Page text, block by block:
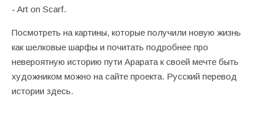
- Art on Scarf.
Посмотреть на картины, которые получили новую жизнь
как шелковые шарфы и почитать подробнее про
невероятную историю пути Арарата к своей мечте быть
художником можно на сайте проекта. Русский перевод
истории здесь.